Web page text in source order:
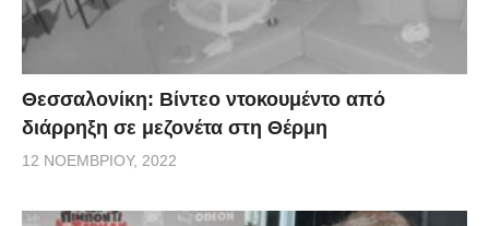
Θεσσαλονίκη: Βίντεο ντοκουμέντο από
διάρρηξη σε μεζονέτα στη Θέρμη
12 ΝΟΕΜΒΡΊΟΥ, 2022